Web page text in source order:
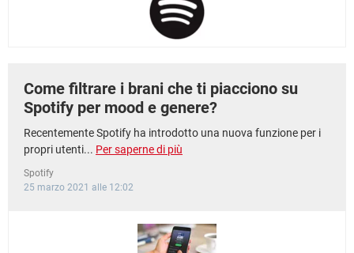
Come filtrare i brani che ti piacciono su
Spotify per mood e genere?
Recentemente Spotify ha introdotto una nuova funzione per i
propri utenti... Per saperne di più
Spotify
25 marzo 2021 alle 12:02